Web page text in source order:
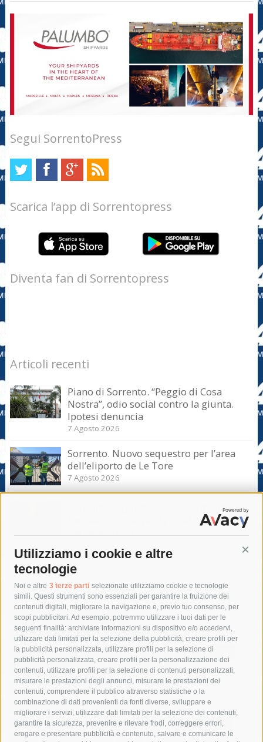
Utilizziamo i cookie e altre
tecnologie
Noi e altre 3 terze parti selezionate utilizziamo cookie e tecnologie
simili. Questi strumenti sono essenziali per garantire la fruizione dei
contenuti digitali, migliorare la navigazione e, previo tuo consenso, per
scopi pubblicitari. Ad esempio, potremmo utilizzare i tuoi dati per le
seguenti finalità: archiviare informazioni su dispositivo e/o accedervi,
utilizzare dati limitati per la selezione della pubblicità, creare profili per
la pubblicità personalizzata, utilizzare profili per la selezione di
pubblicità personalizzata, creare profili per la personalizzazione dei
contenuti, utilizzare profili per la selezione di contenuti personalizzati,
misurare le prestazioni degli annunci, misurare le prestazioni dei
contenuti, comprendere il pubblico attraverso statistiche o la
combinazione di dati provenienti da fonti diverse, sviluppare e
migliorare i servizi, utilizzare dati limitati per la selezione dei contenuti,
garantire la sicurezza, prevenire e rilevare frodi, correggere errori,
erogare e presentare pubblicità e contenuto, salvare e comunicare le
Segui SorrentoPress
Scarica l’app di Sorrentopress
Diventa fan di Sorrentopress
Articoli recenti
Piano di Sorrento. “Peggio di Cosa
Nostra”, odio social contro la giunta.
Ipotesi denuncia
7 Agosto 2026
Sorrento. Nuovo sequestro per l’area
dell’eliporto de Le Tore
7 Agosto 2026
Sorrento. Aggredisce sessualmente una
turista e le strappa il portafogli, fermato
dai carabinieri
Tag
acqua allerta meteo
anas
area marina protetta di punta campanella
arresto
Asl Napoli 3 sud
capitaneria di porto capri
carabinieri
castellammare di stabia
circumvesuviana
comune di sorrento
concerto
contagi
costiera amalfitana
covid-19 eav
elezioni
fondazione sorrento
gori guardia costiera
incidente